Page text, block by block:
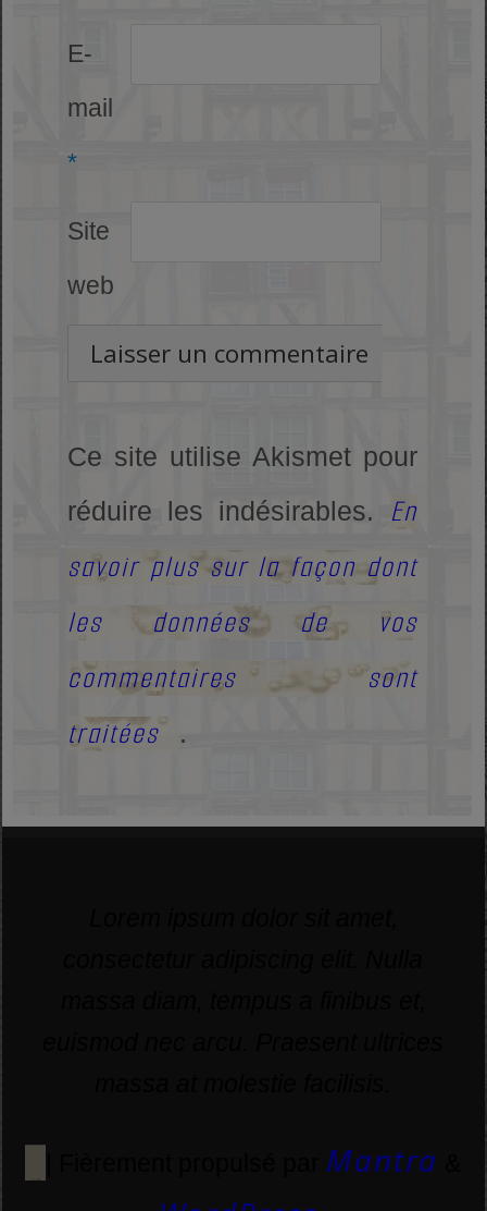
E-
mail
*
Site
web
Ce site utilise Akismet pour
réduire les indésirables. En
savoir plus sur la façon dont
les données de vos
commentaires sont
traitées
.
Mantra